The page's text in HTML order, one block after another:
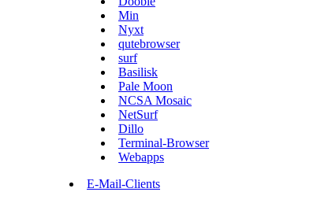
Min
Nyxt
qutebrowser
surf
Basilisk
Pale Moon
NCSA Mosaic
NetSurf
Dillo
Terminal-Browser
Webapps
E-Mail-Clients